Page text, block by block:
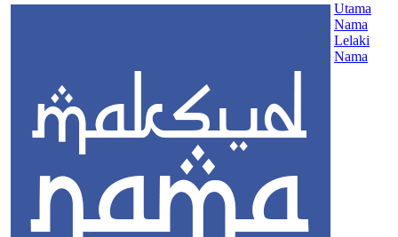
Utama
Nama
Lelaki
Nama